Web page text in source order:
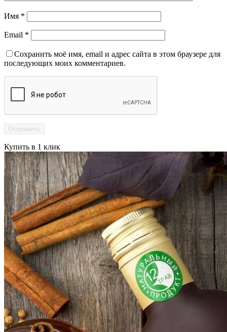
Имя *
Email *
Сохранить моё имя, email и адрес сайта в этом браузере для
последующих моих комментариев.
Купить в 1 клик